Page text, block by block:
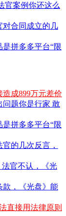
官案例你还这么
合同成立的几
拼多多平台“限
成899万元差价
题你是行家 敢
拼多多平台“限
的几次反言，
法官不认，《光
款，《光盘》能
直接用法律原则